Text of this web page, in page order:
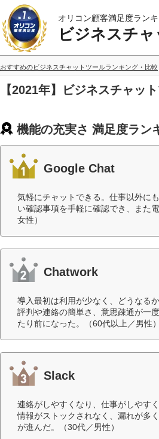
オリコン顧客満足度ラン
ビジネスチ
おすすめのビジネスチャットツールランキング・比較
【2021年】ビジネスチャッ
機能の充実さ 満足度ラン
Google Chat
気軽にチャットできる。仕事以外に
い確認事項を手軽に確認でき、また
女性）
Chatwork
導入最初は利用が少なく、どうなる
評判や連絡の簡単さ、意思疎通が一
たり前になった。（60代以上／男性
Slack
連絡がしやすくなり、仕事がしやす
情報がストックされなく、漏れが多
が進んだ。（30代／男性）